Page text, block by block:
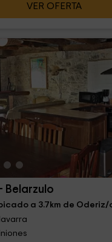
VER OFERTA
Belarzulo
a 3.7km de Oderiz/